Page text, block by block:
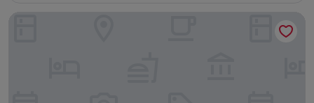
408 €